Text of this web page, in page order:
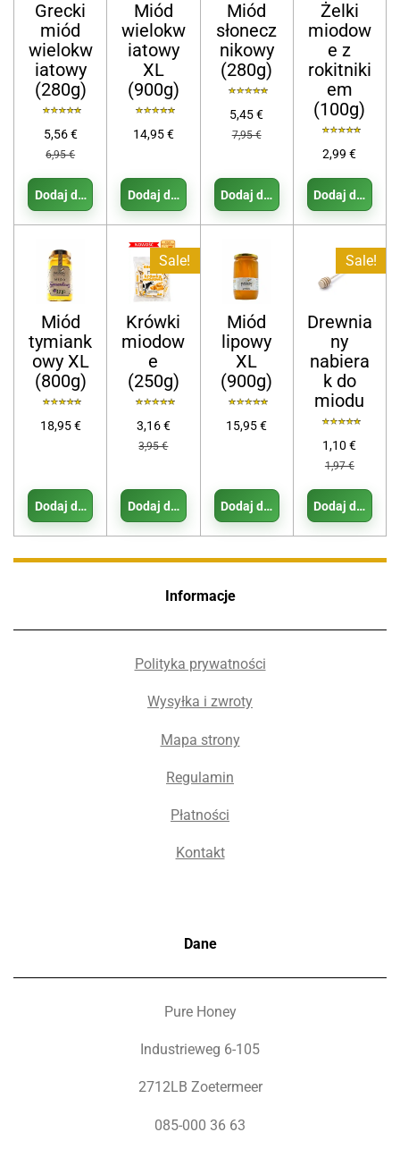
Grecki
miód
wielokw
iatowy
(280g)
5,56 €
6,95 €
Dodaj do koszyka
Miód
wielokw
iatowy
XL
(900g)
14,95 €
Dodaj do koszyka
Miód
słonecz
nikowy
(280g)
5,45 €
7,95 €
Dodaj do koszyka
Żelki
miodow
e z
rokitniki
em
(100g)
2,99 €
Dodaj do
Miód
tymiank
owy XL
(800g)
18,95 €
Dodaj do koszyka
Sale!
Krówki
miodow
e
(250g)
3,16 €
3,95 €
Dodaj do koszyka
Miód
lipowy
XL
(900g)
15,95 €
Dodaj do koszyka
Sale!
Drewnia
ny
nabiera
k do
miodu
1,10 €
1,97 €
Dodaj do
Informacje
Polityka prywatności
Wysyłka i zwroty
Mapa strony
Regulamin
Płatności
Kontakt
Dane
Pure Honey
Industrieweg 6-105
2712LB Zoetermeer
085-000 36 63